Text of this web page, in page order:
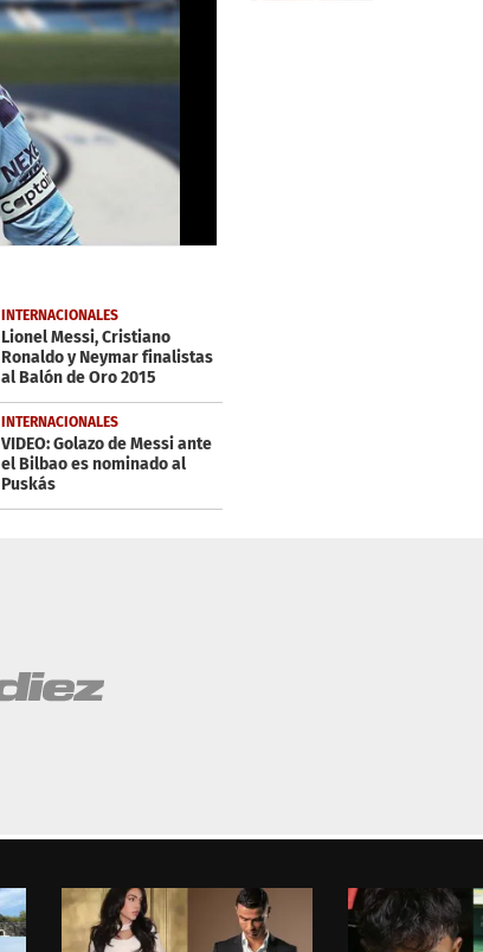
INTERNACIONALES
Lionel Messi, Cristiano
Ronaldo y Neymar finalistas
al Balón de Oro 2015
INTERNACIONALES
VIDEO: Golazo de Messi ante
el Bilbao es nominado al
Puskás